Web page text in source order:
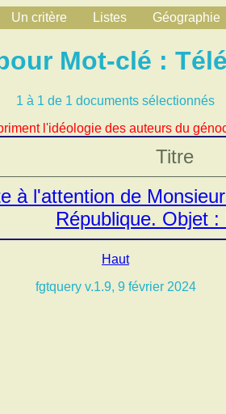
Un critère Listes Géographie
Mot-clé :
1 à 1 de 1 documents sélectionnés
l'idéologie des auteurs du
Titre
à l'attention de
République. Objet :
Haut
fgtquery v.1.9, 9 février 2024